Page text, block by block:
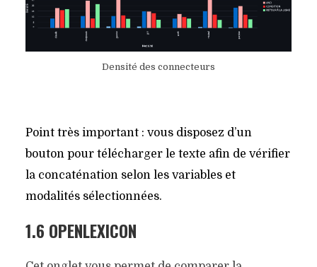
Densité des connecteurs
Point très important : vous disposez d’un
bouton pour télécharger le texte afin de vérifier
la concaténation selon les variables et
modalités sélectionnées.
1.6 OPENLEXICON